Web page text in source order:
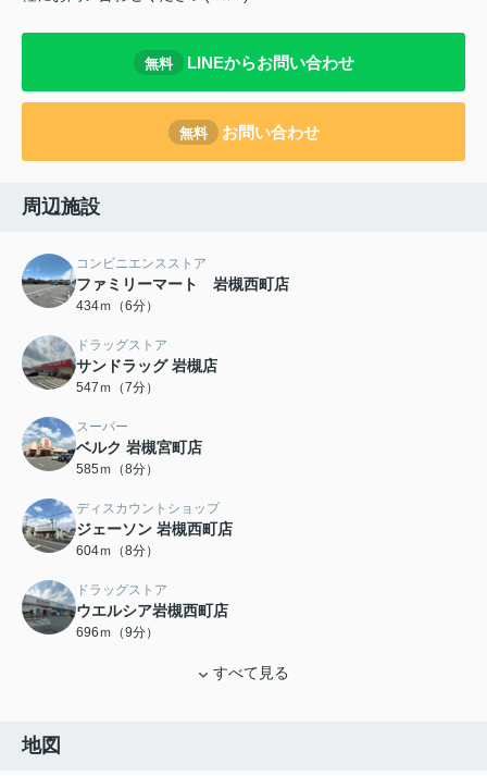
無料 LINEからお問い合わせ
無料 お問い合わせ
周辺施設
コンビニエンスストア
ファミリーマート 岩槻西町店
434ｍ（6分）
ドラッグストア
サンドラッグ 岩槻店
547ｍ（7分）
スーパー
ベルク 岩槻宮町店
585ｍ（8分）
ディスカウントショップ
ジェーソン 岩槻西町店
604ｍ（8分）
ドラッグストア
ウエルシア岩槻西町店
696ｍ（9分）
すべて見る
地図